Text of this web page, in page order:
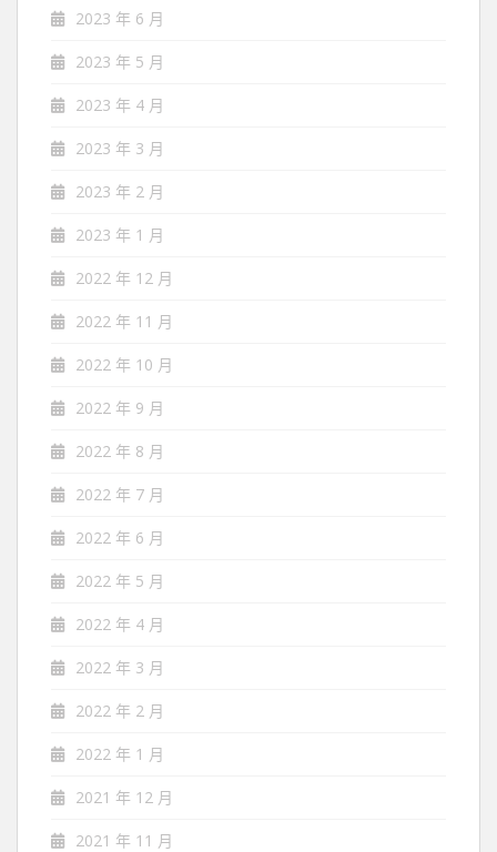
2023 年 6 月
2023 年 5 月
2023 年 4 月
2023 年 3 月
2023 年 2 月
2023 年 1 月
2022 年 12 月
2022 年 11 月
2022 年 10 月
2022 年 9 月
2022 年 8 月
2022 年 7 月
2022 年 6 月
2022 年 5 月
2022 年 4 月
2022 年 3 月
2022 年 2 月
2022 年 1 月
2021 年 12 月
2021 年 11 月